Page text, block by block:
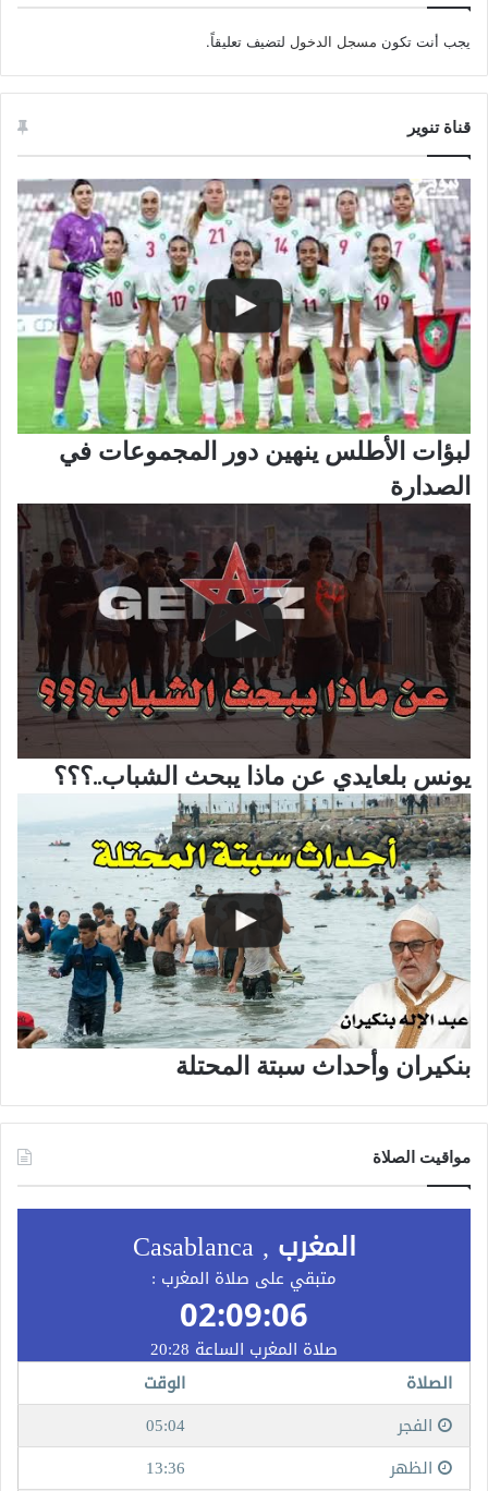
يجب أنت تكون مسجل الدخول لتضيف تعليقاً.
قناة تنوير
لبؤات الأطلس ينهين دور المجموعات في
الصدارة
يونس بلعايدي عن ماذا يبحث الشباب..؟؟؟
بنكيران وأحداث سبتة المحتلة
مواقيت الصلاة